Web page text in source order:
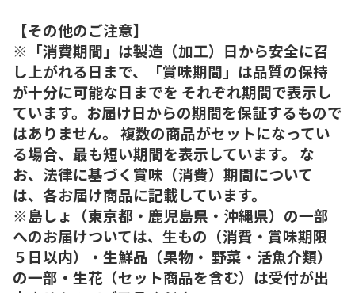
【その他のご注意】
※「消費期間」は製造（加工）日から安全に召
し上がれる日まで、「賞味期間」は品質の保持
が十分に可能な日までを それぞれ期間で表示し
ています。お届け日からの期間を保証するもので
はありません。 複数の商品がセットになってい
る場合、最も短い期間を表示しています。 な
お、法律に基づく賞味（消費）期間について
は、各お届け商品に記載しています。
※島しょ（東京都・鹿児島県・沖縄県）の一部
へのお届けついては、生もの（消費・賞味期限
５日以内）・生鮮品（果物・ 野菜・活魚介類）
の一部・生花（セット商品を含む）は受付が出